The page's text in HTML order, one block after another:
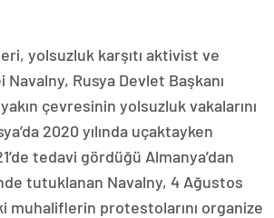
yolsuzluk karşıtı aktivist ve
Rusya Devlet Başkanı
çevresinin yolsuzluk vakalarını
2020 yılında uçaktayken
tedavi gördüğü Almanya’dan
tutuklanan Navalny, 4 Ağustos
muhaliflerin protestolarını organize